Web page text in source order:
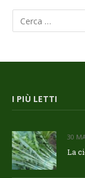
I PIÙ LETTI
30
La